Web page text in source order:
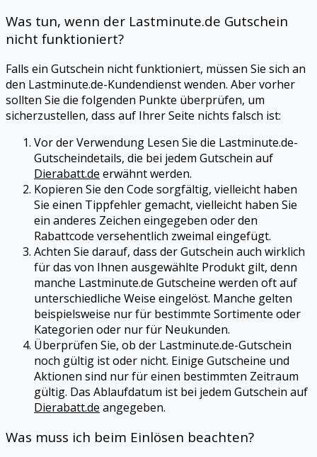
Was tun, wenn der Lastminute.de Gutschein
nicht funktioniert?
Falls ein Gutschein nicht funktioniert, müssen Sie sich an
den Lastminute.de-Kundendienst wenden. Aber vorher
sollten Sie die folgenden Punkte überprüfen, um
sicherzustellen, dass auf Ihrer Seite nichts falsch ist:
Vor der Verwendung Lesen Sie die Lastminute.de-
Gutscheindetails, die bei jedem Gutschein auf
Dierabatt.de erwähnt werden.
Kopieren Sie den Code sorgfältig, vielleicht haben
Sie einen Tippfehler gemacht, vielleicht haben Sie
ein anderes Zeichen eingegeben oder den
Rabattcode versehentlich zweimal eingefügt.
Achten Sie darauf, dass der Gutschein auch wirklich
für das von Ihnen ausgewählte Produkt gilt, denn
manche Lastminute.de Gutscheine werden oft auf
unterschiedliche Weise eingelöst. Manche gelten
beispielsweise nur für bestimmte Sortimente oder
Kategorien oder nur für Neukunden.
Überprüfen Sie, ob der Lastminute.de-Gutschein
noch gültig ist oder nicht. Einige Gutscheine und
Aktionen sind nur für einen bestimmten Zeitraum
gültig. Das Ablaufdatum ist bei jedem Gutschein auf
Dierabatt.de angegeben.
Was muss ich beim Einlösen beachten?